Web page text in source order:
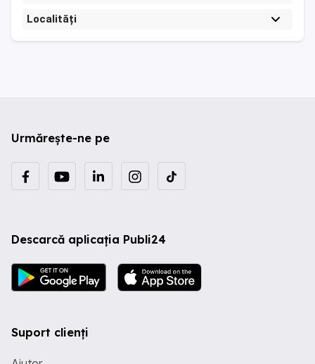
Localități
Urmărește-ne pe
Descarcă aplicația Publi24
Suport clienți